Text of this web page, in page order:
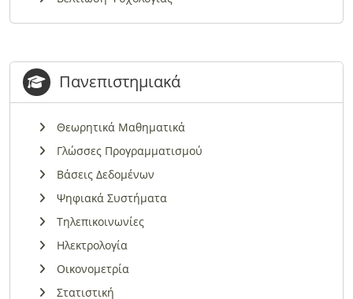
Πανεπιστημιακά
Θεωρητικά Μαθηματικά
Γλώσσες Προγραμματισμού
Βάσεις Δεδομένων
Ψηφιακά Συστήματα
Τηλεπικοινωνίες
Ηλεκτρολογία
Οικονομετρία
Στατιστική